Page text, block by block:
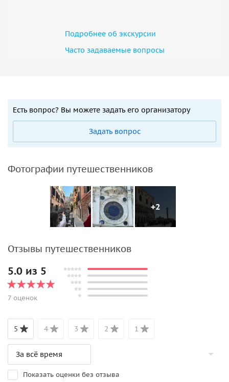
Подробнее об экскурсии
Часто задаваемые вопросы
Есть вопрос? Вы можете задать его организатору
Задать вопрос
Фотографии путешественников
+2
Отзывы путешественников
5.0 из 5
7 оценок
5 4 3 2 1
Показать оценки без отзыва